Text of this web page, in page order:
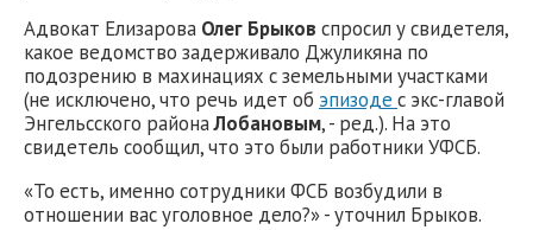
Адвокат Елизарова Олег Брыков спросил у свидетеля,
какое ведомство задерживало Джуликяна по
подозрению в махинациях с земельными участками
(не исключено, что речь идет об эпизоде с экс-главой
Энгельсского районаЛобановым, - ред.). На это
свидетель сообщил, что это были работники УФСБ.
«То есть, именно сотрудники ФСБ возбудили в
отношении вас уголовное дело?» - уточнил Брыков.